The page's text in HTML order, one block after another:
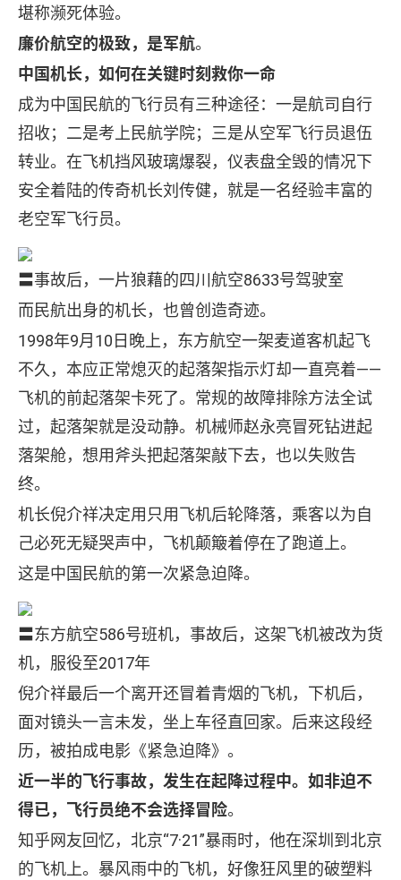
堪称濒死体验。
廉价航空的极致，是军航。
中国机长，如何在关键时刻救你一命
成为中国民航的飞行员有三种途径：一是航司自行
招收；二是考上民航学院；三是从空军飞行员退伍
转业。在飞机挡风玻璃爆裂，仪表盘全毁的情况下
安全着陆的传奇机长刘传健，就是一名经验丰富的
老空军飞行员。
〓事故后，一片狼藉的四川航空8633号驾驶室
而民航出身的机长，也曾创造奇迹。
1998年9月10日晚上，东方航空一架麦道客机起飞
不久，本应正常熄灭的起落架指示灯却一直亮着——
飞机的前起落架卡死了。常规的故障排除方法全试
过，起落架就是没动静。机械师赵永亮冒死钻进起
落架舱，想用斧头把起落架敲下去，也以失败告
终。
机长倪介祥决定用只用飞机后轮降落，乘客以为自
己必死无疑哭声中，飞机颠簸着停在了跑道上。
这是中国民航的第一次紧急迫降。
〓东方航空586号班机，事故后，这架飞机被改为货
机，服役至2017年
倪介祥最后一个离开还冒着青烟的飞机，下机后，
面对镜头一言未发，坐上车径直回家。后来这段经
历，被拍成电影《紧急迫降》。
近一半的飞行事故，发生在起降过程中。如非迫不
得已，飞行员绝不会选择冒险。
知乎网友回忆，北京“7·21”暴雨时，他在深圳到北京
的飞机上。暴风雨中的飞机，好像狂风里的破塑料